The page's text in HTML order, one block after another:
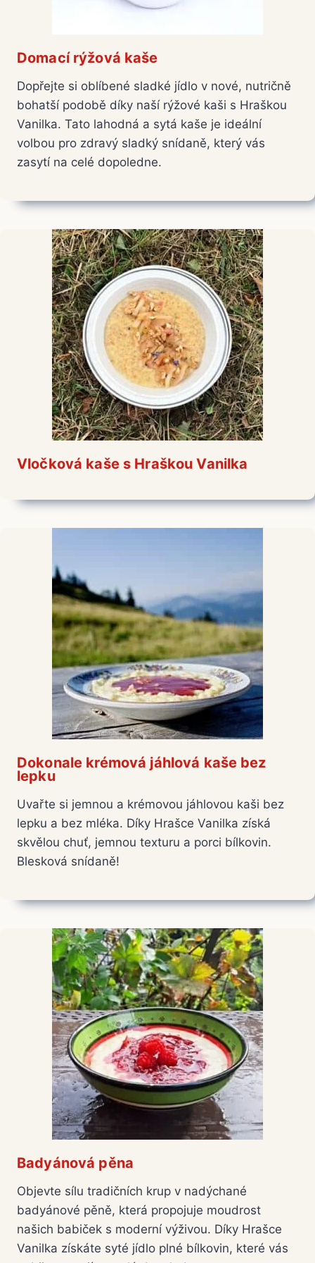
Domací rýžová kaše
Dopřejte si oblíbené sladké jídlo v nové, nutričně
bohatší podobě díky naší rýžové kaši s Hraškou
Vanilka. Tato lahodná a sytá kaše je ideální
volbou pro zdravý sladký snídaně, který vás
zasytí na celé dopoledne.
Vločková kaše s Hraškou Vanilka
Dokonale krémová jáhlová kaše bez
lepku
Uvařte si jemnou a krémovou jáhlovou kaši bez
lepku a bez mléka. Díky Hrašce Vanilka získá
skvělou chuť, jemnou texturu a porci bílkovin.
Blesková snídaně!
Badyánová pěna
Objevte sílu tradičních krup v nadýchané
badyánové pěně, která propojuje moudrost
našich babiček s moderní výživou. Díky Hrašce
Vanilka získáte syté jídlo plné bílkovin, které vás